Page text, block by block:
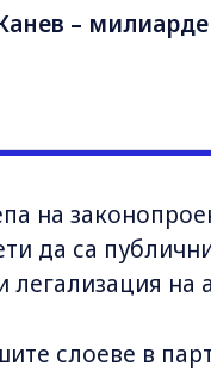
–
на
да са
на
слоеве в